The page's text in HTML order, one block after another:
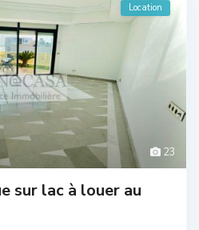
23
Location
sur lac à louer au